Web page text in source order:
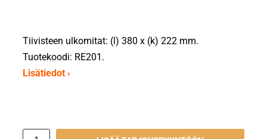
Tiivisteen ulkomitat: (l) 380 x (k) 222 mm.
Tuotekoodi: RE201.
Lisätiedot ›